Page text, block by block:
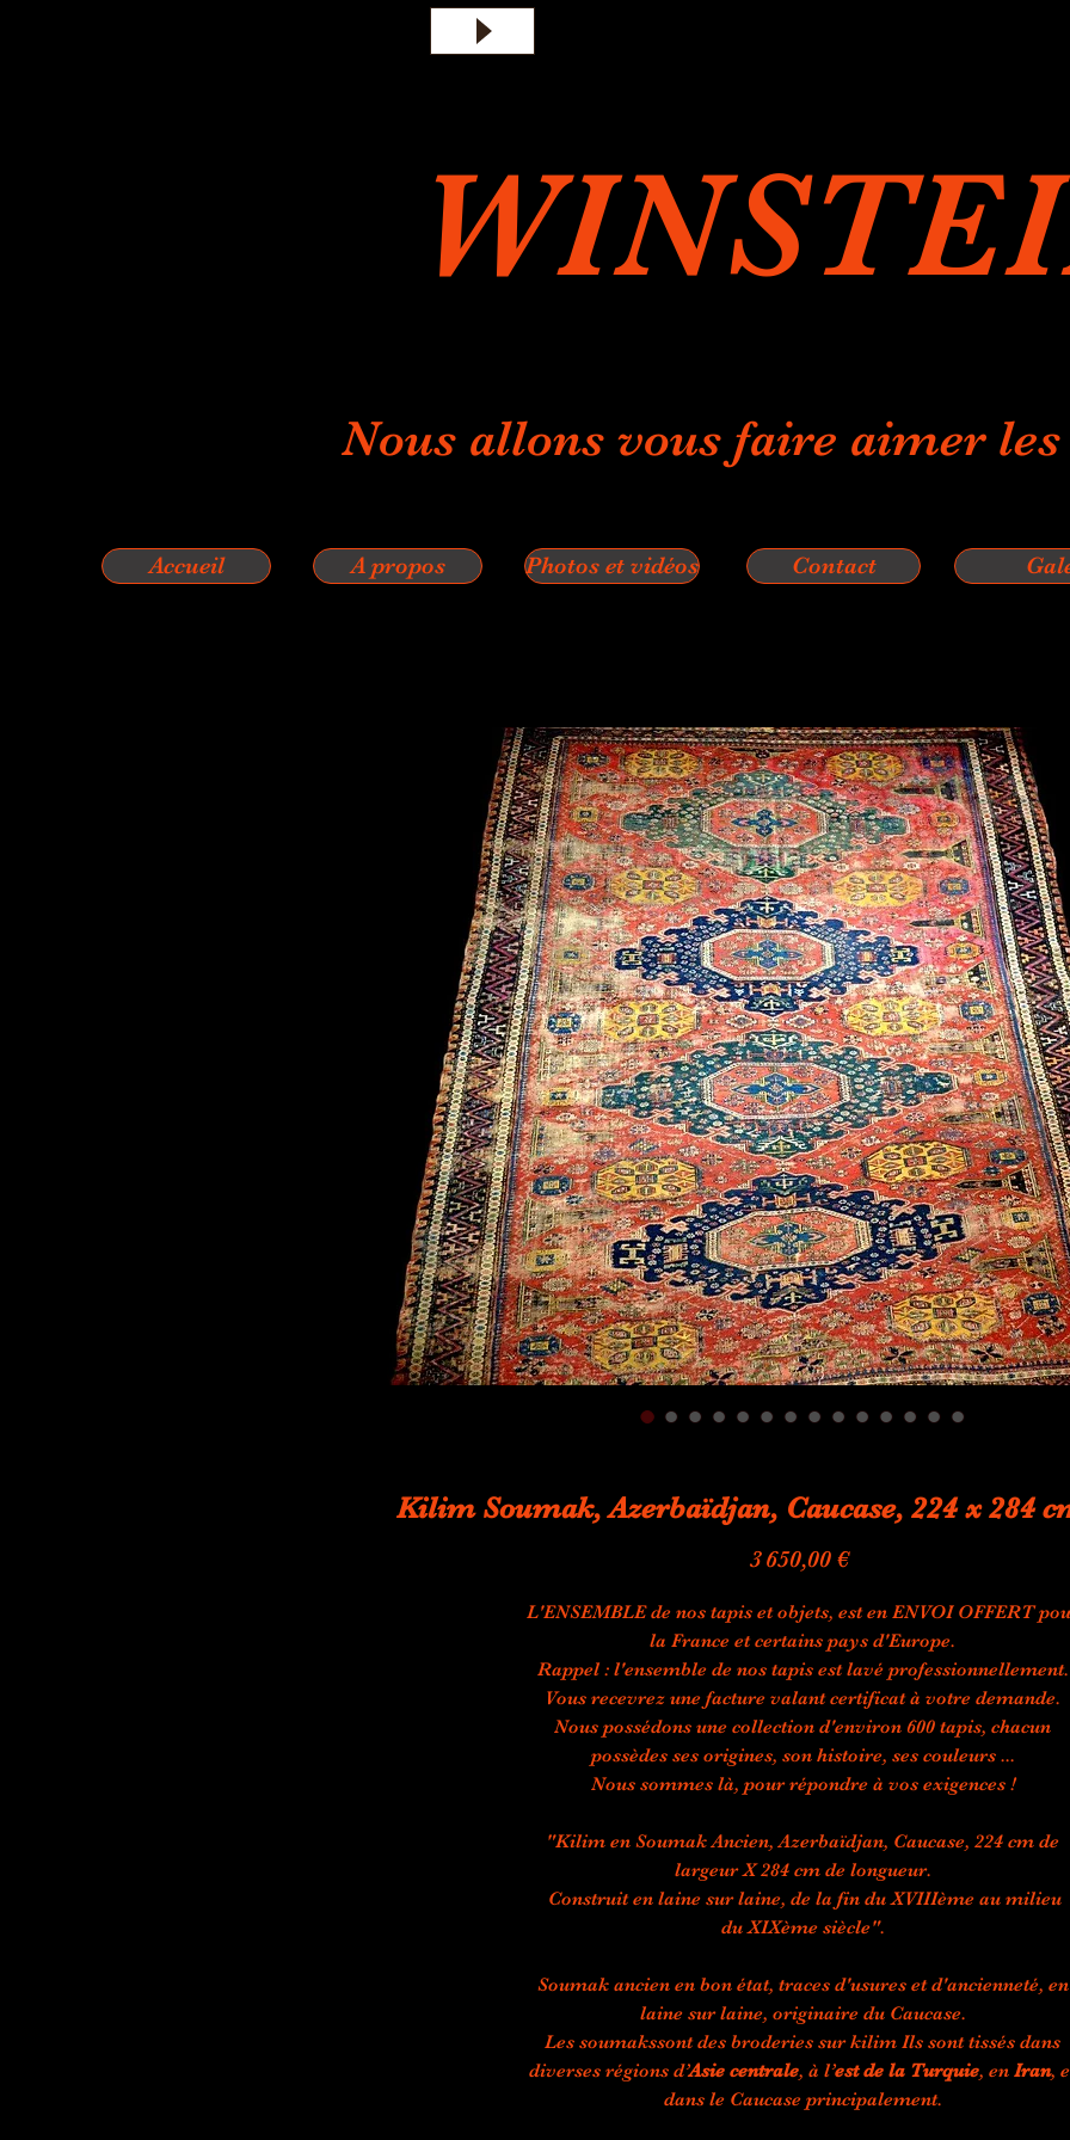
Nous allons vous faire aimer
Accueil A propos Photos et vidéos Contact
Kilim Soumak, Azerbaïdjan, Caucase, 224 x 284
3 650,00 €Prix
L'ENSEMBLE de nos tapis et objets, est en ENVOI OFFERT
la France et certains pays d'Europe.
Rappel : l'ensemble de nos tapis est lavé professionnellement.
Vous recevrez une facture valant certificat à votre demande.
Nous possédons une collection d'environ 600 tapis, chacun
possèdes ses origines, son histoire, ses couleurs ...
Nous sommes là, pour répondre à vos exigences !
"Kilim en Soumak Ancien, Azerbaïdjan, Caucase, 224 cm de
largeur X 284 cm de longueur.
Construit en laine sur laine, de la fin du XVIIIème au milieu
du XIXème siècle".
Soumak ancien en bon état, traces d'usures et d'ancienneté, en
laine sur laine, originaire du Caucase.
Les soumakssont des broderies sur kilim Ils sont tissés dans
diverses régions d’Asie centrale, à l’est de la Turquie, en Iran,
dans le Caucase principalement.